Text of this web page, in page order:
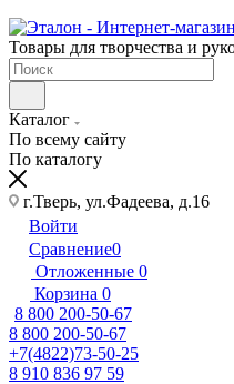
Товары для творчества и
Каталог
По всему сайту
По каталогу
г.Тверь, ул.Фадеева, д.16
Войти
Сравнение0
Отложенные 0
Корзина 0
8 800 200-50-67
8 800 200-50-67
+7(4822)73-50-25
8 910 836 97 59